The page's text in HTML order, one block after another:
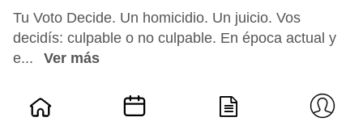
Tu Voto Decide. Un homicidio. Un juicio. Vos
decidís: culpable o no culpable. En época actual y
e...
Ver más